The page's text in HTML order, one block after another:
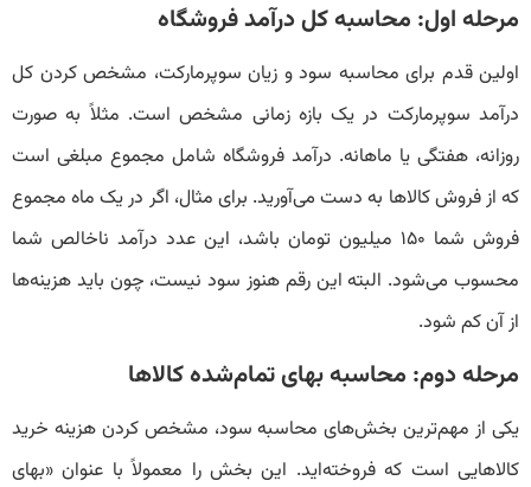
مرحله اول: محاسبه کل درآمد فروشگاه
اولین قدم برای محاسبه سود و زیان سوپرمارکت، مشخص کردن کل
درآمد سوپرمارکت در یک بازه زمانی مشخص است. مثلاً به صورت
روزانه، هفتگی یا ماهانه. درآمد فروشگاه شامل مجموع مبلغی است
که از فروش کالاها به دست می‌آورید. برای مثال، اگر در یک ماه مجموع
فروش شما ۱۵۰ میلیون تومان باشد، این عدد درآمد ناخالص شما
محسوب می‌شود. البته این رقم هنوز سود نیست، چون باید هزینه‌ها
از آن کم شود.
مرحله دوم: محاسبه بهای تمام‌شده کالاها
یکی از مهم‌ترین بخش‌های محاسبه سود، مشخص کردن هزینه خرید
کالاهایی است که فروخته‌اید. این بخش را معمولاً با عنوان «بهای